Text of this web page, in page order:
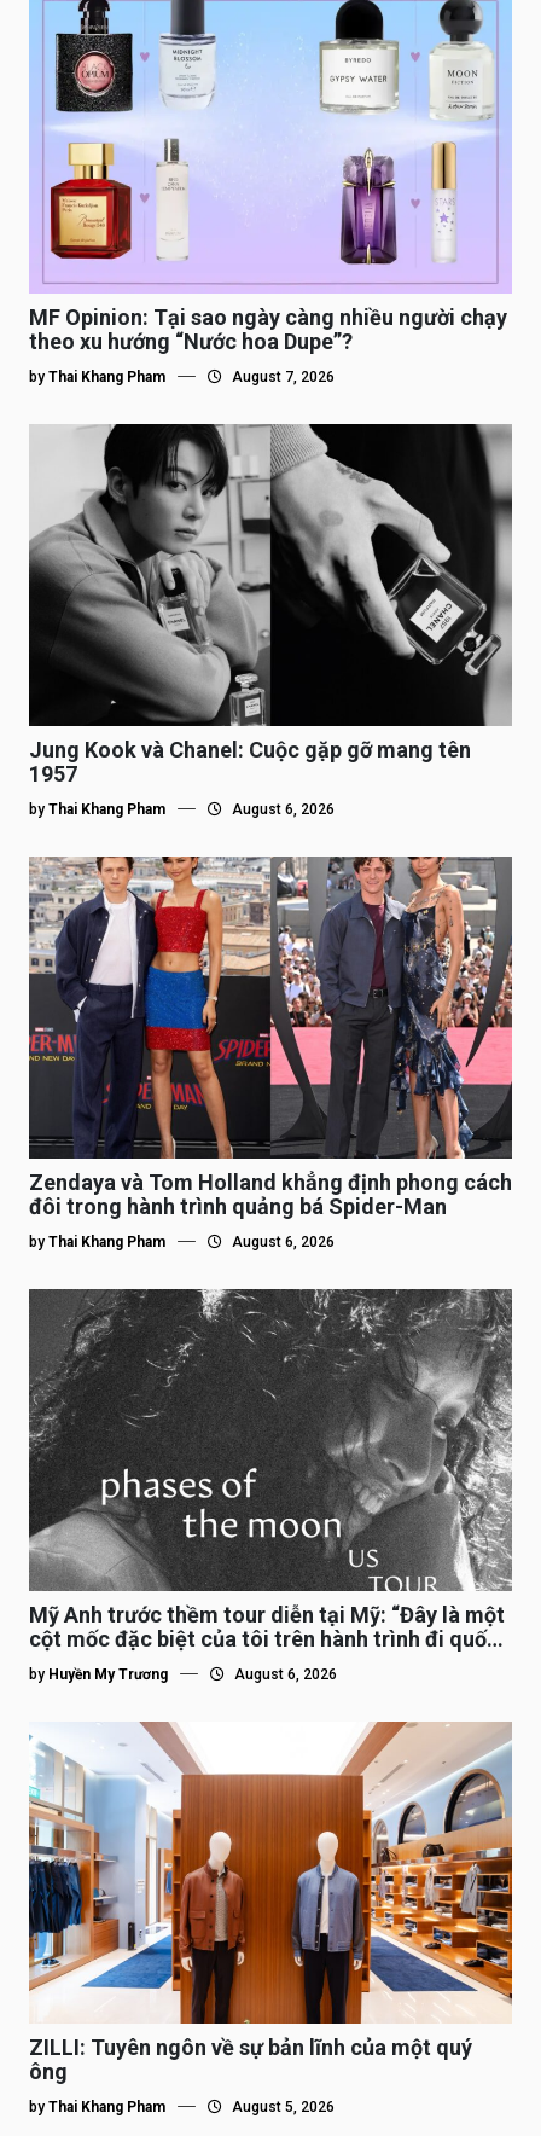
MF Opinion: Tại sao ngày càng nhiều người chạy
theo xu hướng “Nước hoa Dupe”?
by Thai Khang Pham August 7, 2026
Jung Kook và Chanel: Cuộc gặp gỡ mang tên
1957
by Thai Khang Pham August 6, 2026
Zendaya và Tom Holland khẳng định phong cách
đôi trong hành trình quảng bá Spider-Man
by Thai Khang Pham August 6, 2026
Mỹ Anh trước thềm tour diễn tại Mỹ: “Đây là một
cột mốc đặc biệt của tôi trên hành trình đi quốc
tế”
by Huyền My Trương August 6, 2026
ZILLI: Tuyên ngôn về sự bản lĩnh của một quý
ông
by Thai Khang Pham August 5, 2026